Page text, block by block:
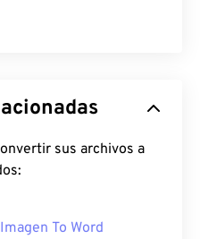
sus archivos a
Imagen To Word